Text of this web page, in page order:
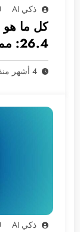
ذكي AI
ضرورية
4 أشهر منذ النشر
ذكي AI